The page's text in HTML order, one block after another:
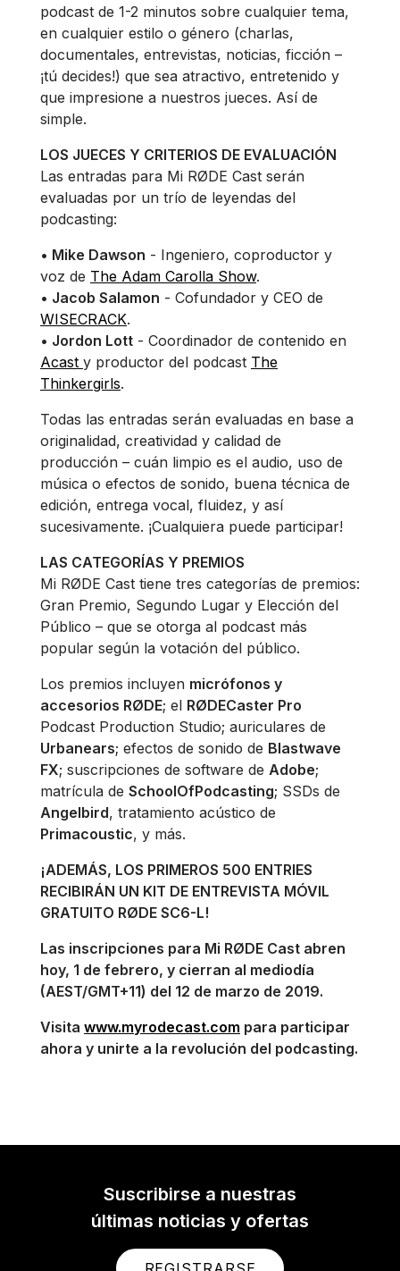
podcast de 1-2 minutos sobre cualquier tema,
en cualquier estilo o género (charlas,
documentales, entrevistas, noticias, ficción –
¡tú decides!) que sea atractivo, entretenido y
que impresione a nuestros jueces. Así de
simple.
LOS JUECES Y CRITERIOS DE EVALUACIÓN
Las entradas para Mi RØDE Cast serán
evaluadas por un trío de leyendas del
podcasting:
• Mike Dawson - Ingeniero, coproductor y
voz de The Adam Carolla Show.
• Jacob Salamon - Cofundador y CEO de
WISECRACK.
• Jordon Lott - Coordinador de contenido en
Acast y productor del podcast The
Thinkergirls.
Todas las entradas serán evaluadas en base a
originalidad, creatividad y calidad de
producción – cuán limpio es el audio, uso de
música o efectos de sonido, buena técnica de
edición, entrega vocal, fluidez, y así
sucesivamente. ¡Cualquiera puede participar!
LAS CATEGORÍAS Y PREMIOS
Mi RØDE Cast tiene tres categorías de premios:
Gran Premio, Segundo Lugar y Elección del
Público – que se otorga al podcast más
popular según la votación del público.
Los premios incluyen micrófonos y
accesorios RØDE; el RØDECaster Pro
Podcast Production Studio; auriculares de
Urbanears; efectos de sonido de Blastwave
FX; suscripciones de software de Adobe;
matrícula de SchoolOfPodcasting; SSDs de
Angelbird, tratamiento acústico de
Primacoustic, y más.
¡ADEMÁS, LOS PRIMEROS 500 ENTRIES
RECIBIRÁN UN KIT DE ENTREVISTA MÓVIL
GRATUITO RØDE SC6-L!
Las inscripciones para Mi RØDE Cast abren
hoy, 1 de febrero, y cierran al mediodía
(AEST/GMT+11) del 12 de marzo de 2019.
Visita www.myrodecast.com para participar
ahora y unirte a la revolución del podcasting.
Suscribirse a nuestras
últimas noticias y ofertas